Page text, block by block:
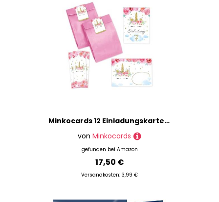
Minkocards 12 Einladungskarten zum 7. Kindergeburtstag Mädchen Einhorn Einladung siebte Mädchengeburtstag incl. 12 Umschläge, 12 Partytüten/rosa, 12 Aufkleber, 12 Lesezeichen
von Minkocards
gefunden bei Amazon
17,50 €
Versandkosten: 3,99 €